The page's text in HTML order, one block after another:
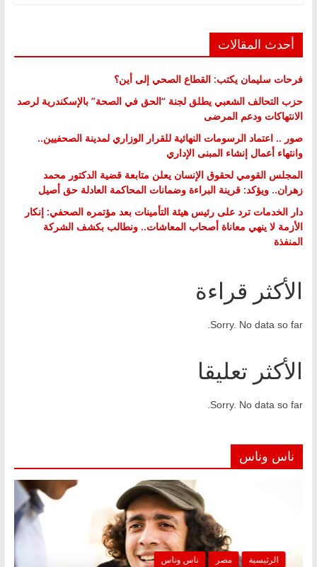
أحدث المقالات
فرحات سليمان يكتب: القطاع الصحي إلى أين؟
حزب التحالف الشعبي يطلق لجنة “الحق في الصحة” بالإسكندرية لرصد
الانتهاكات ودعم المرضى
صور .. اعتماد الرسومات النهائية للقرار الوزاري لمدينة الصحفيين..
وانتهاء أعمال إنشاء المبنى الإداري
المجلس القومي لحقوق الإنسان يعلن متابعة قضية الدكتور محمد
زهران.. ويؤكد: قرينة البراءة وضمانات المحاكمة العادلة حق أصيل
دار الخدمات ترد على رئيس هيئة التأمينات بعد مؤتمره الصحفي: إنكار
الأزمة لا ينهي معاناة أصحاب المعاشات.. ونطالب بكشف الشركة
المنفذة
الأكثر قراءة
Sorry. No data so far.
الأكثر تعليقا
Sorry. No data so far.
ناس وناس
الرئيسية مصر ناس وناس